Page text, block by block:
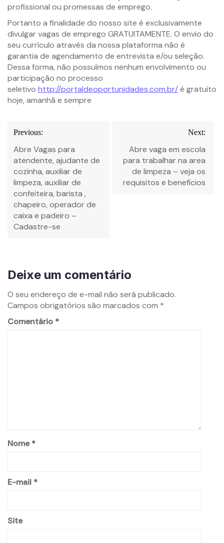
profissional ou promessas de emprego.
Portanto a finalidade do nosso site é exclusivamente
divulgar vagas de emprego GRATUITAMENTE. O envio do
seu currículo através da nossa plataforma não é
garantia de agendamento de entrevista e/ou seleção.
Dessa forma, não possuímos nenhum envolvimento ou
participação no processo
seletivo http://portaldeoportunidades.com.br/é gratuito
hoje, amanhã e sempre
Previous:
Abre Vagas para
atendente, ajudante de
cozinha, auxiliar de
limpeza, auxiliar de
confeiteira, barista ,
chapeiro, operador de
caixa e padeiro –
Cadastre-se
Next:
Abre vaga em escola
para trabalhar na area
de limpeza – veja os
requisitos e benefícios
Deixe um comentário
O seu endereço de e-mail não será publicado.
Campos obrigatórios são marcados com *
Comentário *
Nome*
E-mail *
Site